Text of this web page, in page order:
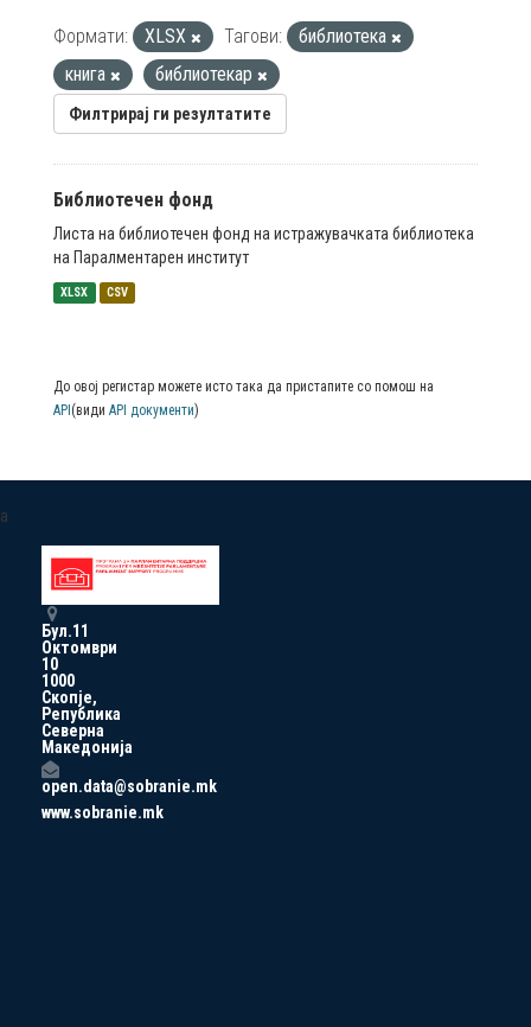
Формати: XLSX Тагови:
библиотека
книга
библиотекар
Филтрирај ги резултатите
Библиотечен фонд
Листа на библиотечен фонд на истражувачката библиотека
на Паралментарен институт
XLSX CSV
До овој регистар можете исто така да пристапите со помош на
API (види API документи)
a
Бул.11
Октомври
10
1000
Скопје,
Република
Северна
Македонија
open.data@sobranie.mk
www.sobranie.mk